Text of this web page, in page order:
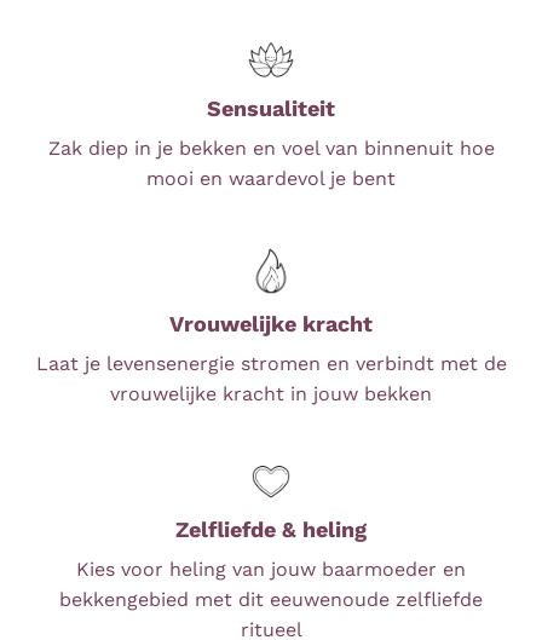
Sensualiteit
Zak diep in je bekken en voel van binnenuit hoe
mooi en waardevol je bent
Vrouwelijke kracht
Laat je levensenergie stromen en verbindt met de
vrouwelijke kracht in jouw bekken
Zelfliefde & heling
Kies voor heling van jouw baarmoeder en
bekkengebied met dit eeuwenoude zelfliefde
ritueel